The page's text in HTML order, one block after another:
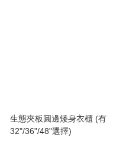
生態夾板圓邊矮身衣櫃 (有
32"/36"/48"選擇)